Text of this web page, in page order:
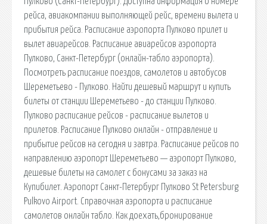
рейса, авиакомпании выполняющей рейс, времени вылета и
прибытия рейса. Расписание аэропорта Пулково прилет и
вылет авиарейсов. Расписание авиарейсов аэропорта
Пулково, Санкт-Петербург (онлайн-табло аэропорта).
Посмотреть расписание поездов, самолетов и автобусов
Шереметьево - Пулково. Найти дешевый маршрут и купить
билеты от станции Шереметьево - до станции Пулково.
Пулково расписание рейсов - расписание вылетов и
прилетов. Расписание Пулково онлайн - отправление и
прибытие рейсов на сегодня и завтра. Расписание рейсов по
направлению аэропорт Шереметьево — аэропорт Пулково,
дешевые билеты на самолет с бонусами за заказ на
Купибилет. Аэропорт Санкт-Петербург Пулково St Petersburg
Pulkovo Airport. Справочная аэропорта и расписание
самолетов онлайн табло. Как доехать,бронирование